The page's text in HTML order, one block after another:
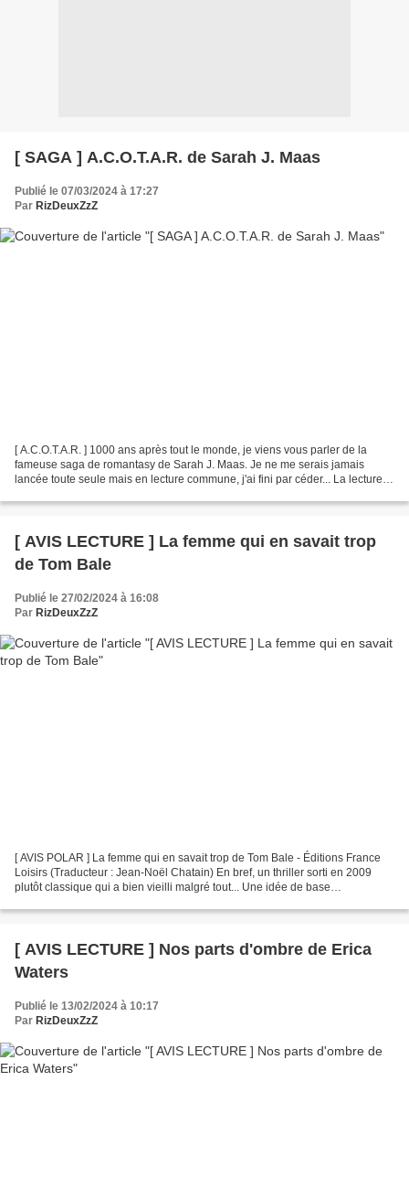
[ SAGA ] A.C.O.T.A.R. de Sarah J. Maas
Publié le 07/03/2024 à 17:27
Par RizDeuxZzZ
[ A.C.O.T.A.R. ] 1000 ans après tout le monde, je viens vous parler de la
fameuse saga de romantasy de Sarah J. Maas. Je ne me serais jamais
lancée toute seule mais en lecture commune, j'ai fini par céder... La lecture
[ AVIS LECTURE ] La femme qui en savait trop
de Tom Bale
Publié le 27/02/2024 à 16:08
Par RizDeuxZzZ
[ AVIS POLAR ] La femme qui en savait trop de Tom Bale - Éditions France
Loisirs (Traducteur : Jean-Noël Chatain) En bref, un thriller sorti en 2009
plutôt classique qui a bien vieilli malgré tout... Une idée de base
[ AVIS LECTURE ] Nos parts d'ombre de Erica
Waters
Publié le 13/02/2024 à 10:17
Par RizDeuxZzZ